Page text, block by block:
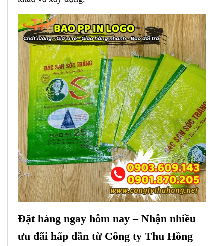
Đặt hàng ngay hôm nay – Nhận nhiều
ưu đãi hấp dẫn từ Công ty Thu Hồng